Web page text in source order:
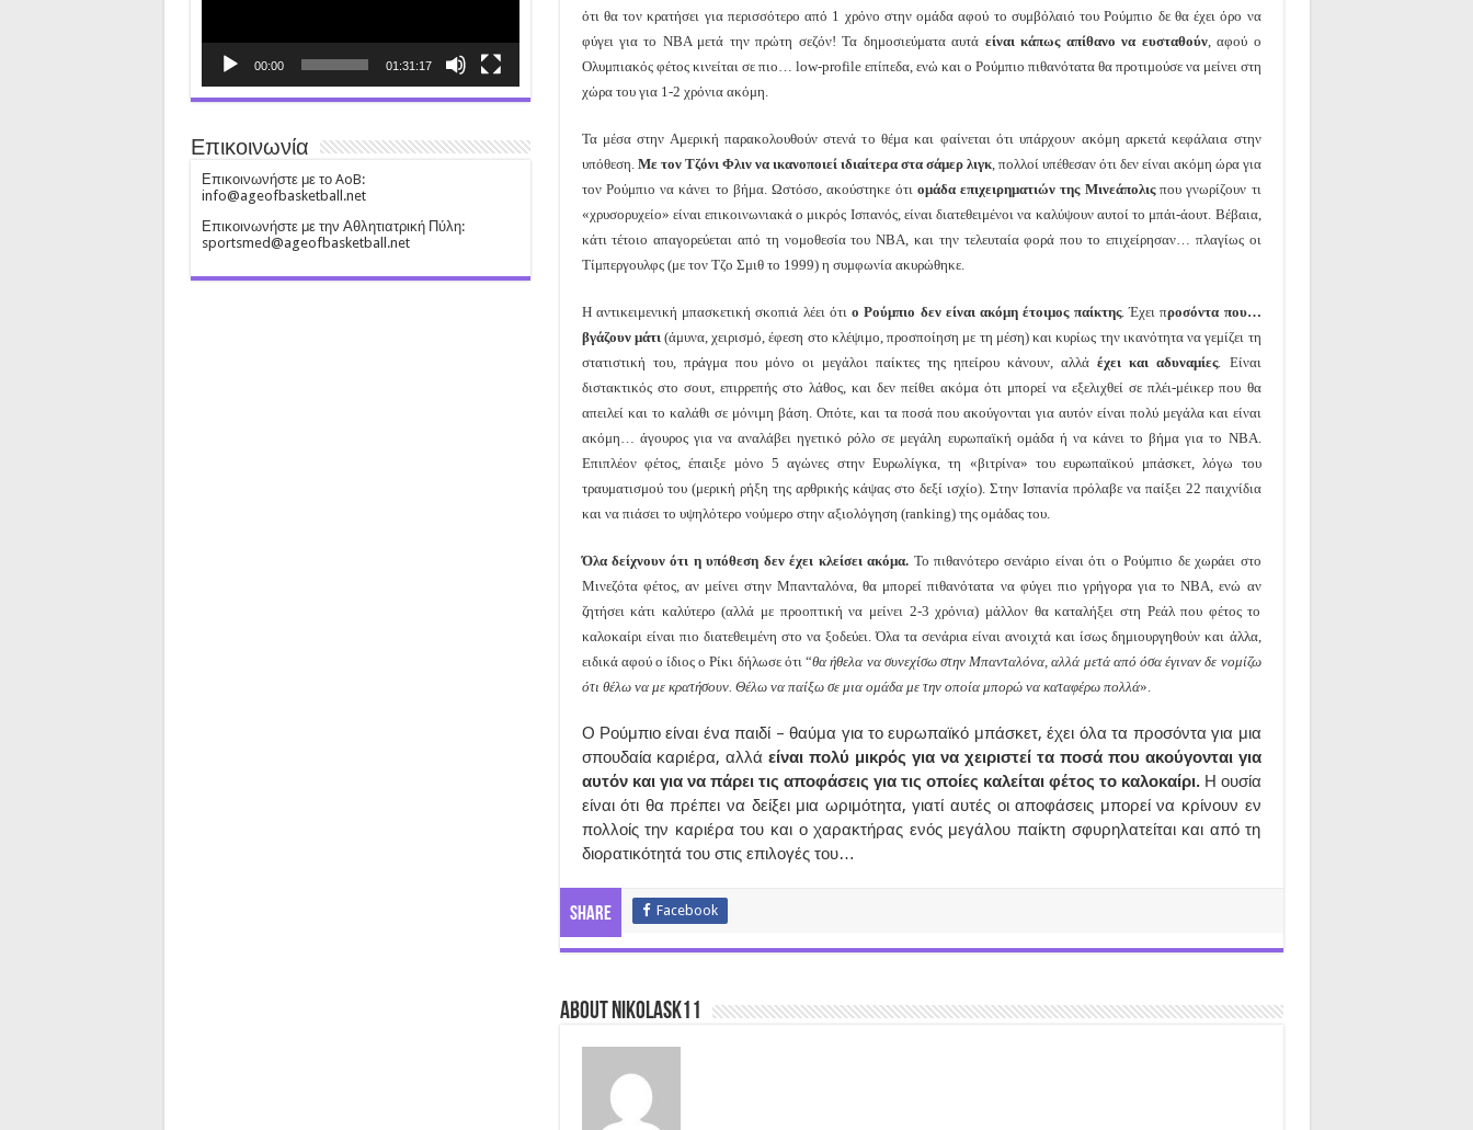
ότι θα τον κρατήσει για περισσότερο από 1 χρόνο στην ομάδα αφού το συμβόλαιό του Ρούμπιο δε θα έχει όρο να
φύγει για το NBA μετά την πρώτη σεζόν! Τα δημοσιεύματα αυτά είναι κάπως απίθανο να ευσταθούν, αφού ο
Ολυμπιακός φέτος κινείται σε πιο… low-profile επίπεδα, ενώ και ο Ρούμπιο πιθανότατα θα προτιμούσε να μείνει στη
χώρα του για 1-2 χρόνια ακόμη.
Τα μέσα στην Αμερική παρακολουθούν στενά το θέμα και φαίνεται ότι υπάρχουν ακόμη αρκετά κεφάλαια στην
υπόθεση. Με τον Τζόνι Φλιν να ικανοποιεί ιδιαίτερα στα σάμερ λιγκ, πολλοί υπέθεσαν ότι δεν είναι ακόμη ώρα για
τον Ρούμπιο να κάνει το βήμα. Ωστόσο, ακούστηκε ότι ομάδα επιχειρηματιών της Μινεάπολις που γνωρίζουν τι
«χρυσορυχείο» είναι επικοινωνιακά ο μικρός Ισπανός, είναι διατεθειμένοι να καλύψουν αυτοί το μπάι-άουτ. Βέβαια,
κάτι τέτοιο απαγορεύεται από τη νομοθεσία του NBA, και την τελευταία φορά που το επιχείρησαν… πλαγίως οι
Τίμπεργουλφς (με τον Τζο Σμιθ το 1999) η συμφωνία ακυρώθηκε.
Η αντικειμενική μπασκετική σκοπιά λέει ότιο Ρούμπιο δεν είναι ακόμη έτοιμος παίκτης. Έχει προσόντα που…
βγάζουν μάτι (άμυνα, χειρισμό, έφεση στο κλέψιμο, προσποίηση με τη μέση) και κυρίως την ικανότητα να γεμίζει τη
στατιστική του, πράγμα που μόνο οι μεγάλοι παίκτες της ηπείρου κάνουν, αλλάέχει και αδυναμίες. Είναι
διστακτικός στο σουτ, επιρρεπής στο λάθος, και δεν πείθει ακόμα ότι μπορεί να εξελιχθεί σε πλέι-μέικερ που θα
απειλεί και το καλάθι σε μόνιμη βάση. Οπότε, και τα ποσά που ακούγονται για αυτόν είναι πολύ μεγάλα και είναι
ακόμη… άγουρος για να αναλάβει ηγετικό ρόλο σε μεγάλη ευρωπαϊκή ομάδα ή να κάνει το βήμα για το NBA.
Επιπλέον φέτος, έπαιξε μόνο 5 αγώνες στην Ευρωλίγκα, τη «βιτρίνα» του ευρωπαϊκού μπάσκετ, λόγω του
τραυματισμού του (μερική ρήξη της αρθρικής κάψας στο δεξί ισχίο). Στην Ισπανία πρόλαβε να παίξει 22 παιχνίδια
και να πιάσει το υψηλότερο νούμερο στην αξιολόγηση (ranking) της ομάδας του.
Όλα δείχνουν ότι η υπόθεση δεν έχει κλείσει ακόμα. Το πιθανότερο σενάριο είναι ότι ο Ρούμπιο δε χωράει στο
Μινεζότα φέτος, αν μείνει στην Μπανταλόνα, θα μπορεί πιθανότατα να φύγει πιο γρήγορα για το ΝΒΑ, ενώ αν
ζητήσει κάτι καλύτερο (αλλά με προοπτική να μείνει 2-3 χρόνια) μάλλον θα καταλήξει στη Ρεάλ που φέτος το
καλοκαίρι είναι πιο διατεθειμένη στο να ξοδεύει. Όλα τα σενάρια είναι ανοιχτά και ίσως δημιουργηθούν και άλλα,
ειδικά αφού ο ίδιος ο Ρίκι δήλωσε ότι “θα ήθελα να συνεχίσω στην Μπανταλόνα, αλλά μετά από όσα έγιναν δε νομίζω
ότι θέλω να με κρατήσουν. Θέλω να παίξω σε μια ομάδα με την οποία μπορώ να καταφέρω πολλά».
Ο Ρούμπιο είναι ένα παιδί – θαύμα για το ευρωπαϊκό μπάσκετ, έχει όλα τα προσόντα για μια
σπουδαία καριέρα, αλλάείναι πολύ μικρός για να χειριστεί τα ποσά που ακούγονται για
αυτόν και για να πάρει τις αποφάσεις για τις οποίες καλείται φέτος το καλοκαίρι.Η ουσία
είναι ότι θα πρέπει να δείξει μια ωριμότητα, γιατί αυτές οι αποφάσεις μπορεί να κρίνουν εν
πολλοίς την καριέρα του και ο χαρακτήρας ενός μεγάλου παίκτη σφυρηλατείται και από τη
διορατικότητά του στις επιλογές του…
Share Facebook
About nikolask11
00:00 01:31:17
Επικοινωνία
Επικοινωνήστε με το AoB:
info@ageofbasketball.net
Επικοινωνήστε με την Αθλητιατρική Πύλη:
sportsmed@ageofbasketball.net